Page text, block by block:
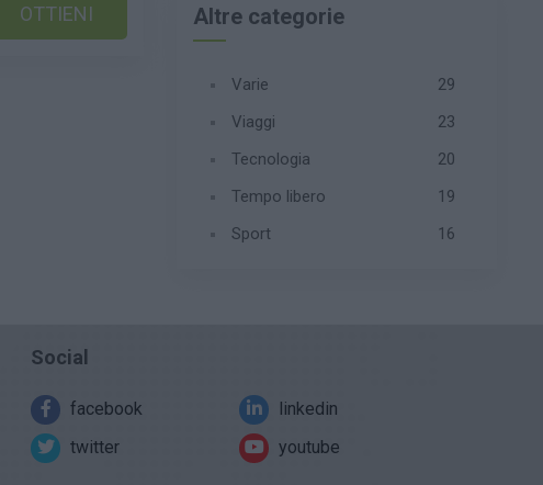
OTTIENI Altre categorie
Varie
29
Viaggi
23
Tecnologia
20
Tempo libero
19
Sport
16
Social
facebook
twitter
linkedin
youtube